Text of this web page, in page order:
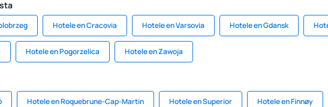
Hotele en Cracovia Hotele en Varsovia Hotele en Gdansk
Hotele en Pogorzelica Hotele en Zawoja
Hotele en Roquebrune-Cap-Martin Hotele en Superior Hotele en Finnøy